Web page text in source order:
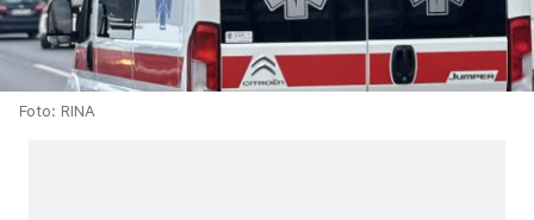
Foto: RINA